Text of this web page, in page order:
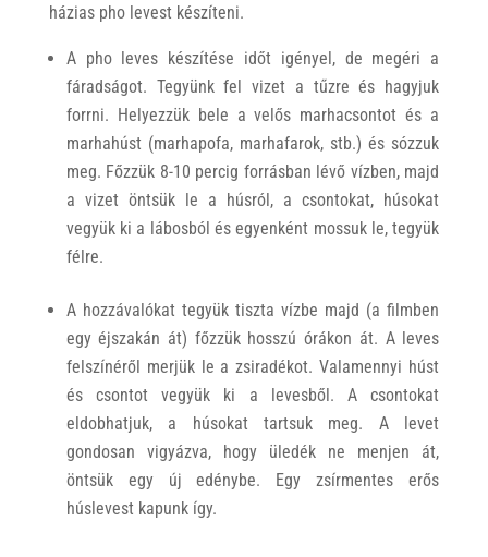
házias pho levest készíteni.
A pho leves készítése időt igényel, de megéri a
fáradságot. Tegyünk fel vizet a tűzre és hagyjuk
forrni. Helyezzük bele a velős marhacsontot és a
marhahúst (marhapofa, marhafarok, stb.) és sózzuk
meg. Főzzük 8-10 percig forrásban lévő vízben, majd
a vizet öntsük le a húsról, a csontokat, húsokat
vegyük ki a lábosból és egyenként mossuk le, tegyük
félre.
A hozzávalókat tegyük tiszta vízbe majd (a filmben
egy éjszakán át) főzzük hosszú órákon át. A leves
felszínéről merjük le a zsiradékot. Valamennyi húst
és csontot vegyük ki a levesből. A csontokat
eldobhatjuk, a húsokat tartsuk meg. A levet
gondosan vigyázva, hogy üledék ne menjen át,
öntsük egy új edénybe. Egy zsírmentes erős
húslevest kapunk így.